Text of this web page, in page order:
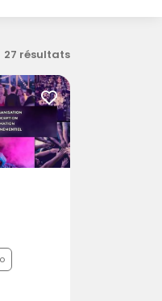
27 résultats